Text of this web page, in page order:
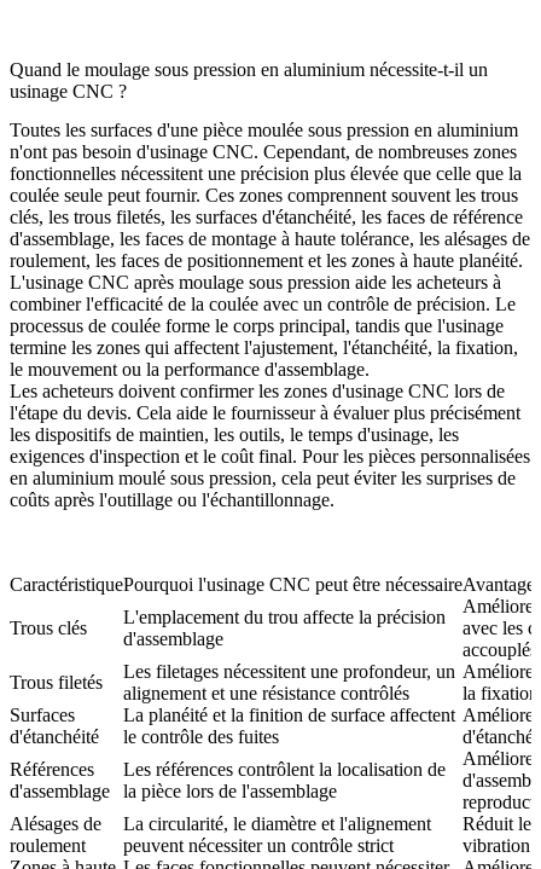
Quand le moulage sous pression en aluminium nécessite-t-il un
usinage CNC ?
Toutes les surfaces d'une pièce moulée sous pression en aluminium
n'ont pas besoin d'usinage CNC. Cependant, de nombreuses zones
fonctionnelles nécessitent une précision plus élevée que celle que la
coulée seule peut fournir. Ces zones comprennent souvent les trous
clés, les trous filetés, les surfaces d'étanchéité, les faces de référence
d'assemblage, les faces de montage à haute tolérance, les alésages de
roulement, les faces de positionnement et les zones à haute planéité.
L'usinage CNC après moulage sous pression aide les acheteurs à
combiner l'efficacité de la coulée avec un contrôle de précision. Le
processus de coulée forme le corps principal, tandis que l'usinage
termine les zones qui affectent l'ajustement, l'étanchéité, la fixation,
le mouvement ou la performance d'assemblage.
Les acheteurs doivent confirmer les zones d'usinage CNC lors de
l'étape du devis. Cela aide le fournisseur à évaluer plus précisément
les dispositifs de maintien, les outils, le temps d'usinage, les
exigences d'inspection et le coût final. Pourles pièces personnalisées
en aluminium moulé sous pression, cela peut éviter les surprises de
coûts après l'outillage ou l'échantillonnage.
CaractéristiquePourquoi l'usinage CNC peut être nécessaireAvantage
Trous clés
L'emplacement du trou affecte la précision
d'assemblage
Améliore
avec les
accouplés
Trous filetés
Les filetages nécessitent une profondeur, un
alignement et une résistance contrôlés
Améliore
la fixation
Surfaces
d'étanchéité
La planéité et la finition de surface affectent
le contrôle des fuites
Améliore
Références
d'assemblage
Les références contrôlent la localisation de
la pièce lors de l'assemblage
Améliore
Alésages de
roulement
La circularité, le diamètre et l'alignement
peuvent nécessiter un contrôle strict
Réduit le
vibration